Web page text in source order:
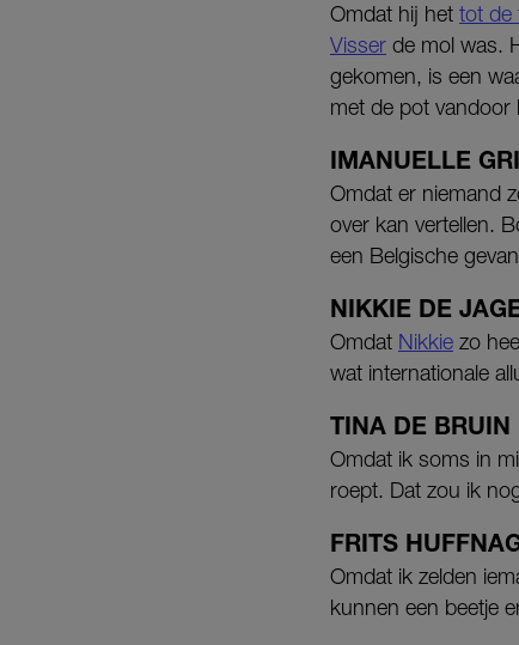
Omdat hij het tot de
Visser de mol was.
gekomen, is een
met de pot vandoor
IMANUELLE
Omdat er niemand
over kan vertellen.
een Belgische
NIKKIE DE
Omdat Nikkie zo
wat internationale
TINA DE BRUIN
Omdat ik soms in
roept. Dat zou ik
FRITS
Omdat ik zelden
kunnen een beetje